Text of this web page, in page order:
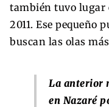
también tuvo lugar
2011. Ese pequeño
buscan las olas
La anterior
en Nazaré